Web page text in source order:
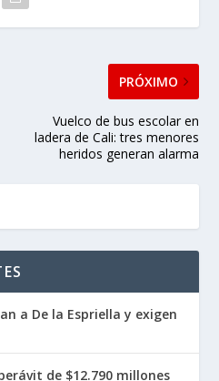
PRÓXIMO
Vuelco de bus escolar en
ladera de Cali: tres menores
heridos generan alarma
a De la Espriella y exigen
de $12.790 millones